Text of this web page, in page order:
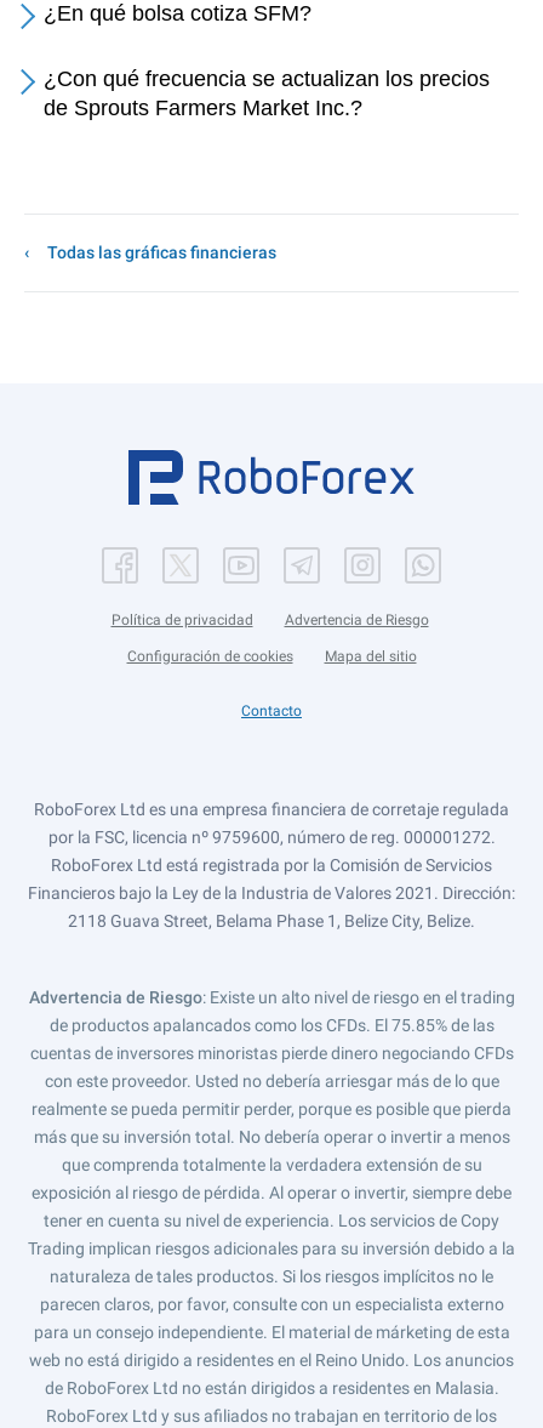
¿En qué bolsa cotiza SFM?
¿Con qué frecuencia se actualizan los precios
de Sprouts Farmers Market Inc.?
Todas las gráficas financieras
Política de privacidad Advertencia de Riesgo
Configuración de cookies Mapa del sitio
Contacto
RoboForex Ltd es una empresa financiera de corretaje regulada
por la FSC, licencia nº 9759600, número de reg. 000001272.
RoboForex Ltd está registrada por la Comisión de Servicios
Financieros bajo la Ley de la Industria de Valores 2021. Dirección:
2118 Guava Street, Belama Phase 1, Belize City, Belize.
Advertencia de Riesgo: Existe un alto nivel de riesgo en el trading
de productos apalancados como los CFDs. El 75.85% de las
cuentas de inversores minoristas pierde dinero negociando CFDs
con este proveedor. Usted no debería arriesgar más de lo que
realmente se pueda permitir perder, porque es posible que pierda
más que su inversión total. No debería operar o invertir a menos
que comprenda totalmente la verdadera extensión de su
exposición al riesgo de pérdida. Al operar o invertir, siempre debe
tener en cuenta su nivel de experiencia. Los servicios de Copy
Trading implican riesgos adicionales para su inversión debido a la
naturaleza de tales productos. Si los riesgos implícitos no le
parecen claros, por favor, consulte con un especialista externo
para un consejo independiente. El material de márketing de esta
web no está dirigido a residentes en el Reino Unido. Los anuncios
de RoboForex Ltd no están dirigidos a residentes en Malasia.
RoboForex Ltd y sus afiliados no trabajan en territorio de los